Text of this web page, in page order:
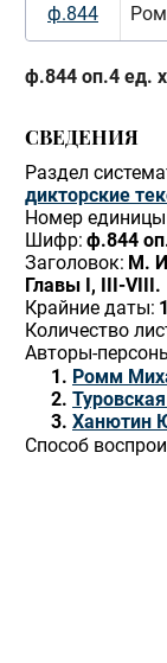
ф.844
ф.844 оп.4 ед.
СВЕДЕНИЯ
Раздел
дикторские
Номер единицы
Шифр: ф.844
Заголовок: М.
Главы I, III-
Крайние даты:
Количество
Авторы-
Ромм
Ханютин
Способ